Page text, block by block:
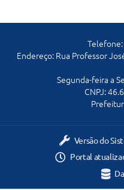
Endereço: Rua Professor
Segunda-feira a
CNPJ:
Versão do
Portal